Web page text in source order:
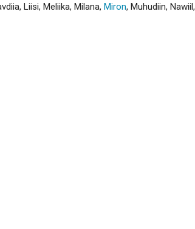
, Liisi, Meliika, Milana, Miron, Muhudiin, Nawiil,